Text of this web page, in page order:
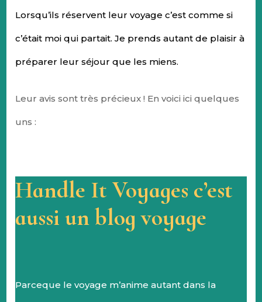
Lorsqu’ils réservent leur voyage c’est comme si
c’était moi qui partait. Je prends autant de plaisir à
préparer leur séjour que les miens.
Leur avis sont très précieux ! En voici ici quelques
uns :
Handle It Voyages c’est
aussi un blog voyage
Parceque le voyage m’anime autant dans la